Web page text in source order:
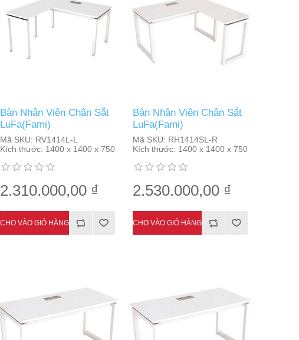
Bàn Nhân Viên Chân Sắt
LuFa(Fami)
Mã SKU: RV1414L-L
Kích thước: 1400 x 1400 x 750
2.310.000,00 ₫
Bàn Nhân Viên Chân Sắt
LuFa(Fami)
Mã SKU: RH1414SL-R
Kích thước: 1400 x 1400 x 750
2.530.000,00 ₫